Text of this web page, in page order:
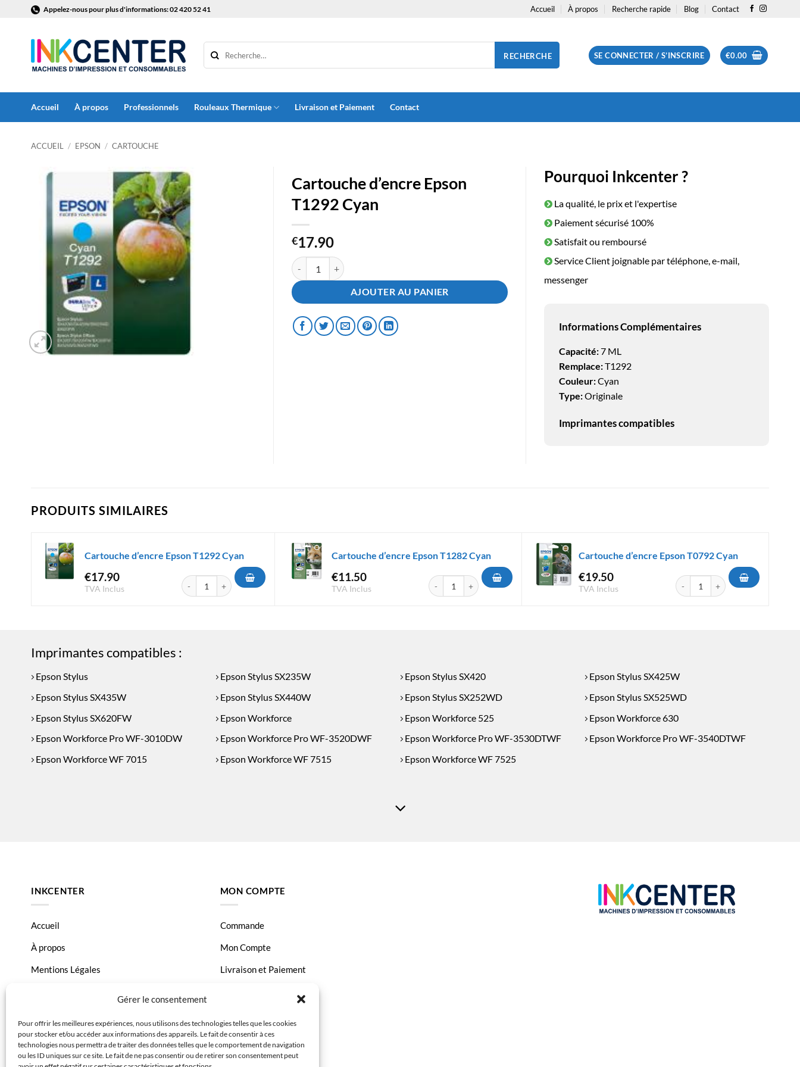
Gérer le consentement
Pour offrir les meilleures expériences, nous utilisons des technologies telles que les cookies
pour stocker et/ou accéder aux informations des appareils. Le fait de consentir à ces
technologies nous permettra de traiter des données telles que le comportement de navigation
ou les ID uniques sur ce site. Le fait de ne pas consentir ou de retirer son consentement peut
contenu
Appelez-nous pour plus d'informations: 02 420 52 41 Accueil À propos Recherche rapide Blog Contact
RECHERCHE SE CONNECTER / S’INSCRIRE €0.00
Accueil À propos Professionnels Rouleaux Thermique Livraison et Paiement Contact
ACCUEIL / EPSON / CARTOUCHE
Cartouche d’encre Epson
T1292 Cyan
€17.90
quantité de Cartouche d'encre Epson T1292 Cyan
AJOUTER AU PANIER
Pourquoi Inkcenter ?
La qualité, le prix et l'expertise
Paiement sécurisé 100%
Satisfait ou remboursé
Service Client joignable par téléphone, e-mail,
messenger
Informations Complémentaires
Capacité:7 ML
Remplace:T1292
Couleur:Cyan
Type:Originale
Imprimantes compatibles
PRODUITS SIMILAIRES
Cartouche d’encre Epson T1292 Cyan
€17.90
TVA Inclus
quantité de Cartouche d'encre Epson T1292 Cyan
Cartouche d’encre Epson T1282 Cyan
€11.50
TVA Inclus
quantité de Cartouche d'encre Epson T1282 Cyan
Cartouche d’encre Epson T0792 Cyan
€19.50
TVA Inclus
quantité de Cartouche d'encre
Imprimantes compatibles :
Epson Stylus Epson Stylus SX235W Epson Stylus SX420
Epson Stylus SX425W
Epson Stylus SX435W
Epson Stylus SX440W Epson Stylus SX252WD
Epson Stylus SX525WD
Epson Stylus SX620FW
Epson Workforce Epson Workforce 525
Epson Workforce 630
Epson Workforce Pro WF-3010DW
Epson Workforce Pro WF-3520DWF Epson Workforce Pro WF-3530DTWF
Epson Workforce Pro WF-3540DTWF
Epson Workforce WF 7015
Epson Workforce WF 7515 Epson Workforce WF 7525
INKCENTER
Accueil
À propos
Mentions Légales
Politique de confidentialité
MON COMPTE
Commande
Mon Compte
Livraison et Paiement